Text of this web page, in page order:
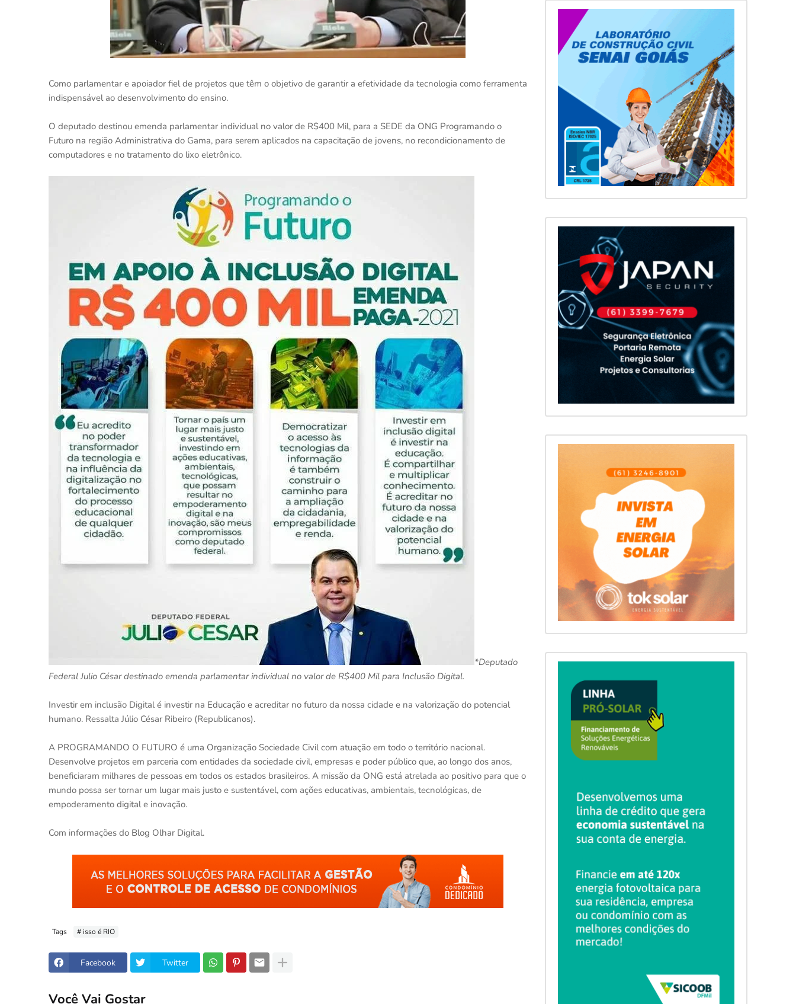
Como parlamentar e apoiador fiel de projetos que têm o objetivo de garantir a efetividade da tecnologia como ferramenta
indispensável ao desenvolvimento do ensino.
O deputado destinou emenda parlamentar individual no valor de R$400 Mil, para a SEDE da ONG Programando o
Futuro na região Administrativa do Gama, para serem aplicados na capacitação de jovens, no recondicionamento de
computadores e no tratamento do lixo eletrônico.
*Deputado
Federal Julio César destinado emenda parlamentar individual no valor de R$400 Mil para Inclusão Digital.
Investir em inclusão Digital é investir na Educação e acreditar no futuro da nossa cidade e na valorização do potencial
humano. Ressalta Júlio César Ribeiro (Republicanos).
A PROGRAMANDO O FUTURO é uma Organização Sociedade Civil com atuação em todo o território nacional.
Desenvolve projetos em parceria com entidades da sociedade civil, empresas e poder público que, ao longo dos anos,
beneficiaram milhares de pessoas em todos os estados brasileiros. A missão da ONG está atrelada ao positivo para que o
mundo possa ser tornar um lugar mais justo e sustentável, com ações educativas, ambientais, tecnológicas, de
empoderamento digital e inovação.
Com informações do Blog Olhar Digital.
Tags # isso é RIO
Facebook Twitter
Você Vai Gostar